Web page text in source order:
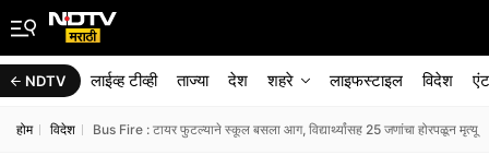
NDTV लाईव्ह टीव्ही ताज्या देश शहरे लाइफस्टाइल विदेश
होम विदेश Bus Fire : टायर फुटल्याने स्कूल बसला आग, विद्यार्थ्यांसह 25 जणांचा होरपळून मृत्यू